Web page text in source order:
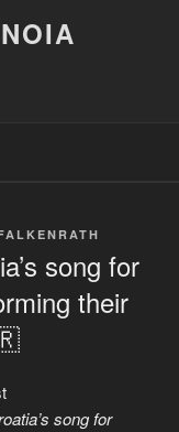
song for
their
song for